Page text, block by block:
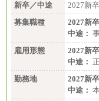
新卒／中途
2027新
募集職種
2027新卒
中途：
雇用形態
2027新卒
中途：
勤務地
2027新卒
中途：